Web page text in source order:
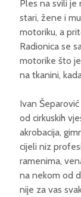
Ples na svili je
stari, žene i
motoriku, a
Radionica se
motorike što
na tkanini,
Ivan
od cirkuskih
akrobacija,
cijeli niz
ramenima,
na nekom od
nije za vas